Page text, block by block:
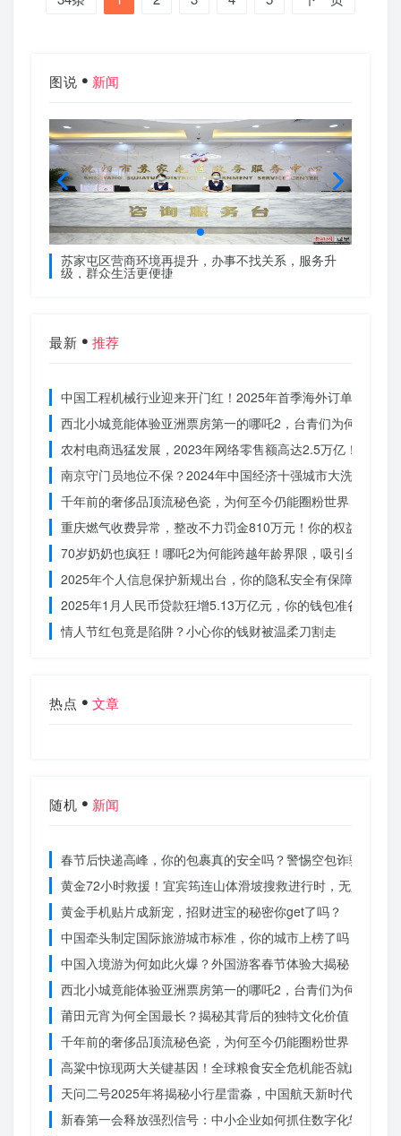
图说 新闻
苏家屯区营商环境再提升，办事不找关系，服务升
级，群众生活更便捷
最新 推荐
中国工程机械行业迎来开门红！2025年首季海外订单激增，
西北小城竟能体验亚洲票房第一的哪吒2，台青们为何如此惊
农村电商迅猛发展，2023年网络零售额高达2.5万亿！你还在
南京守门员地位不保？2024年中国经济十强城市大洗牌
千年前的奢侈品顶流秘色瓷，为何至今仍能圈粉世界？揭秘
重庆燃气收费异常，整改不力罚金810万元！你的权益被侵犯
70岁奶奶也疯狂！哪吒2为何能跨越年龄界限，吸引全民观影
2025年个人信息保护新规出台，你的隐私安全有保障了吗？
2025年1月人民币贷款狂增5.13万亿元，你的钱包准备好了吗
情人节红包竟是陷阱？小心你的钱财被温柔刀割走
热点 文章
随机 新闻
春节后快递高峰，你的包裹真的安全吗？警惕空包诈骗
黄金72小时救援！宜宾筠连山体滑坡搜救进行时，无人机遥
黄金手机贴片成新宠，招财进宝的秘密你get了吗？
中国牵头制定国际旅游城市标准，你的城市上榜了吗？
中国入境游为何如此火爆？外国游客春节体验大揭秘
西北小城竟能体验亚洲票房第一的哪吒2，台青们为何如此惊
莆田元宵为何全国最长？揭秘其背后的独特文化价值
千年前的奢侈品顶流秘色瓷，为何至今仍能圈粉世界？揭秘
高粱中惊现两大关键基因！全球粮食安全危机能否就此终结？
天问二号2025年将揭秘小行星雷淼，中国航天新时代即将开
新春第一会释放强烈信号：中小企业如何抓住数字化转型的